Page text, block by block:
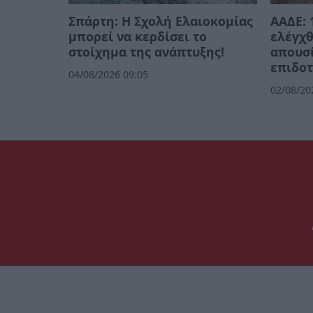
Σπάρτη: Η Σχολή Ελαιοκομίας
μπορεί να κερδίσει το
στοίχημα της ανάπτυξης!
04/08/2026 09:05
ΑΑΔΕ:
02/08/